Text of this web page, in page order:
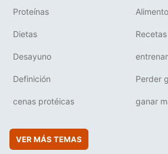
Proteínas
Dietas
Desayuno
Definición Perder
cenas protéicas ganar
VER MÁS TEMAS